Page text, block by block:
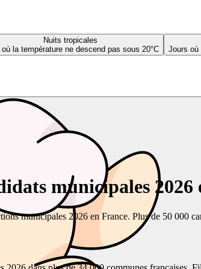
Nuits tropicales
où la température ne descend pas sous 20°C
Jours où
municipales 2026
municipales 2026 en France. Plus de 50 000